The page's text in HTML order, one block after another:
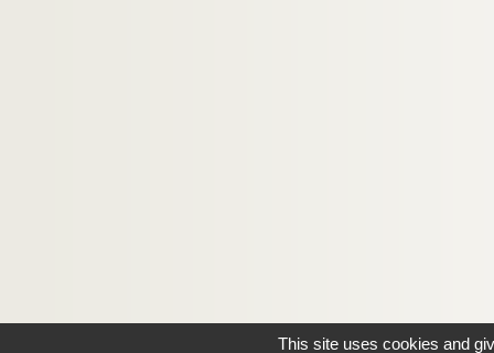
This site uses cookies and